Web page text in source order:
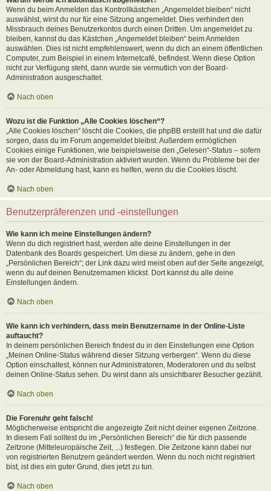
Wenn du beim Anmelden das Kontrollkästchen „Angemeldet bleiben“ nicht
auswählst, wirst du nur für eine Sitzung angemeldet. Dies verhindert den
Missbrauch deines Benutzerkontos durch einen Dritten. Um angemeldet zu
bleiben, kannst du das Kästchen „Angemeldet bleiben“ beim Anmelden
auswählen. Dies ist nicht empfehlenswert, wenn du dich an einem öffentlichen
Computer, zum Beispiel in einem Internetcafé, befindest. Wenn diese Option
nicht zur Verfügung steht, dann wurde sie vermutlich von der Board-
Administration ausgeschaltet.
Nach oben
Wozu ist die Funktion „Alle Cookies löschen“?
„Alle Cookies löschen“ löscht die Cookies, die phpBB erstellt hat und die dafür
sorgen, dass du im Forum angemeldet bleibst. Außerdem ermöglichen
Cookies einige Funktionen, wie beispielsweise den „Gelesen“-Status – sofern
sie von der Board-Administration aktiviert wurden. Wenn du Probleme bei der
An- oder Abmeldung hast, kann es helfen, wenn du die Cookies löscht.
Nach oben
Benutzerpräferenzen und -einstellungen
Wie kann ich meine Einstellungen ändern?
Wenn du dich registriert hast, werden alle deine Einstellungen in der
Datenbank des Boards gespeichert. Um diese zu ändern, gehe in den
„Persönlichen Bereich“; der Link dazu wird meist oben auf der Seite angezeigt,
wenn du auf deinen Benutzernamen klickst. Dort kannst du alle deine
Einstellungen ändern.
Nach oben
Wie kann ich verhindern, dass mein Benutzername in der Online-Liste
auftaucht?
In deinem persönlichen Bereich findest du in den Einstellungen eine Option
„Meinen Online-Status während dieser Sitzung verbergen“. Wenn du diese
Option einschaltest, können nur Administratoren, Moderatoren und du selbst
deinen Online-Status sehen. Du wirst dann als unsichtbarer Besucher gezählt.
Nach oben
Die Forenuhr geht falsch!
Möglicherweise entspricht die angezeigte Zeit nicht deiner eigenen Zeitzone.
In diesem Fall solltest du im „Persönlichen Bereich“ die für dich passende
Zeitzone (Mitteleuropäische Zeit, ...) festlegen. Die Zeitzone kann dabei nur
von registrierten Benutzern geändert werden. Wenn du noch nicht registriert
bist, ist dies ein guter Grund, dies jetzt zu tun.
Nach oben